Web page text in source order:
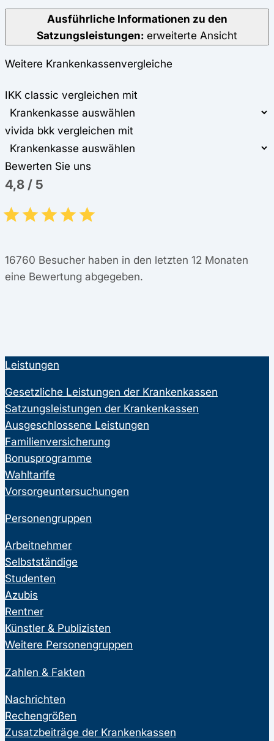
Ausführliche Informationen zu den
Satzungsleistungen: erweiterte Ansicht
Weitere Krankenkassenvergleiche
IKK classic vergleichen mit
vivida bkk vergleichen mit
Bewerten Sie uns
4,8 / 5
16760 Besucher haben in den letzten 12 Monaten
eine Bewertung abgegeben.
Leistungen
Gesetzliche Leistungen der Krankenkassen
Satzungsleistungen der Krankenkassen
Ausgeschlossene Leistungen
Familienversicherung
Bonusprogramme
Wahltarife
Vorsorgeuntersuchungen
Personengruppen
Arbeitnehmer
Selbstständige
Studenten
Azubis
Rentner
Künstler & Publizisten
Weitere Personengruppen
Zahlen & Fakten
Nachrichten
Rechengrößen
Zusatzbeiträge der Krankenkassen